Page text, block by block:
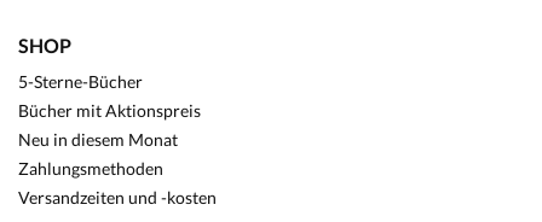
SHOP
5-Sterne-Bücher
Bücher mit Aktionspreis
Neu in diesem Monat
Zahlungsmethoden
Versandzeiten und -kosten